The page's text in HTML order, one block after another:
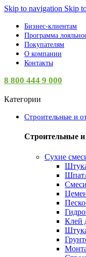
Skip to navigation Skip
Бизнес-клиентам
Программа
Покупателям
О компании
Контакты
8 800 444 9 000
Категории
Строительные и
Строительные
Сухие
Клей